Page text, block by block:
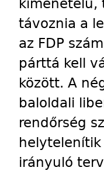
távoznia a
az FDP
párttá kell
között. A
baloldali
rendőrség
irányuló